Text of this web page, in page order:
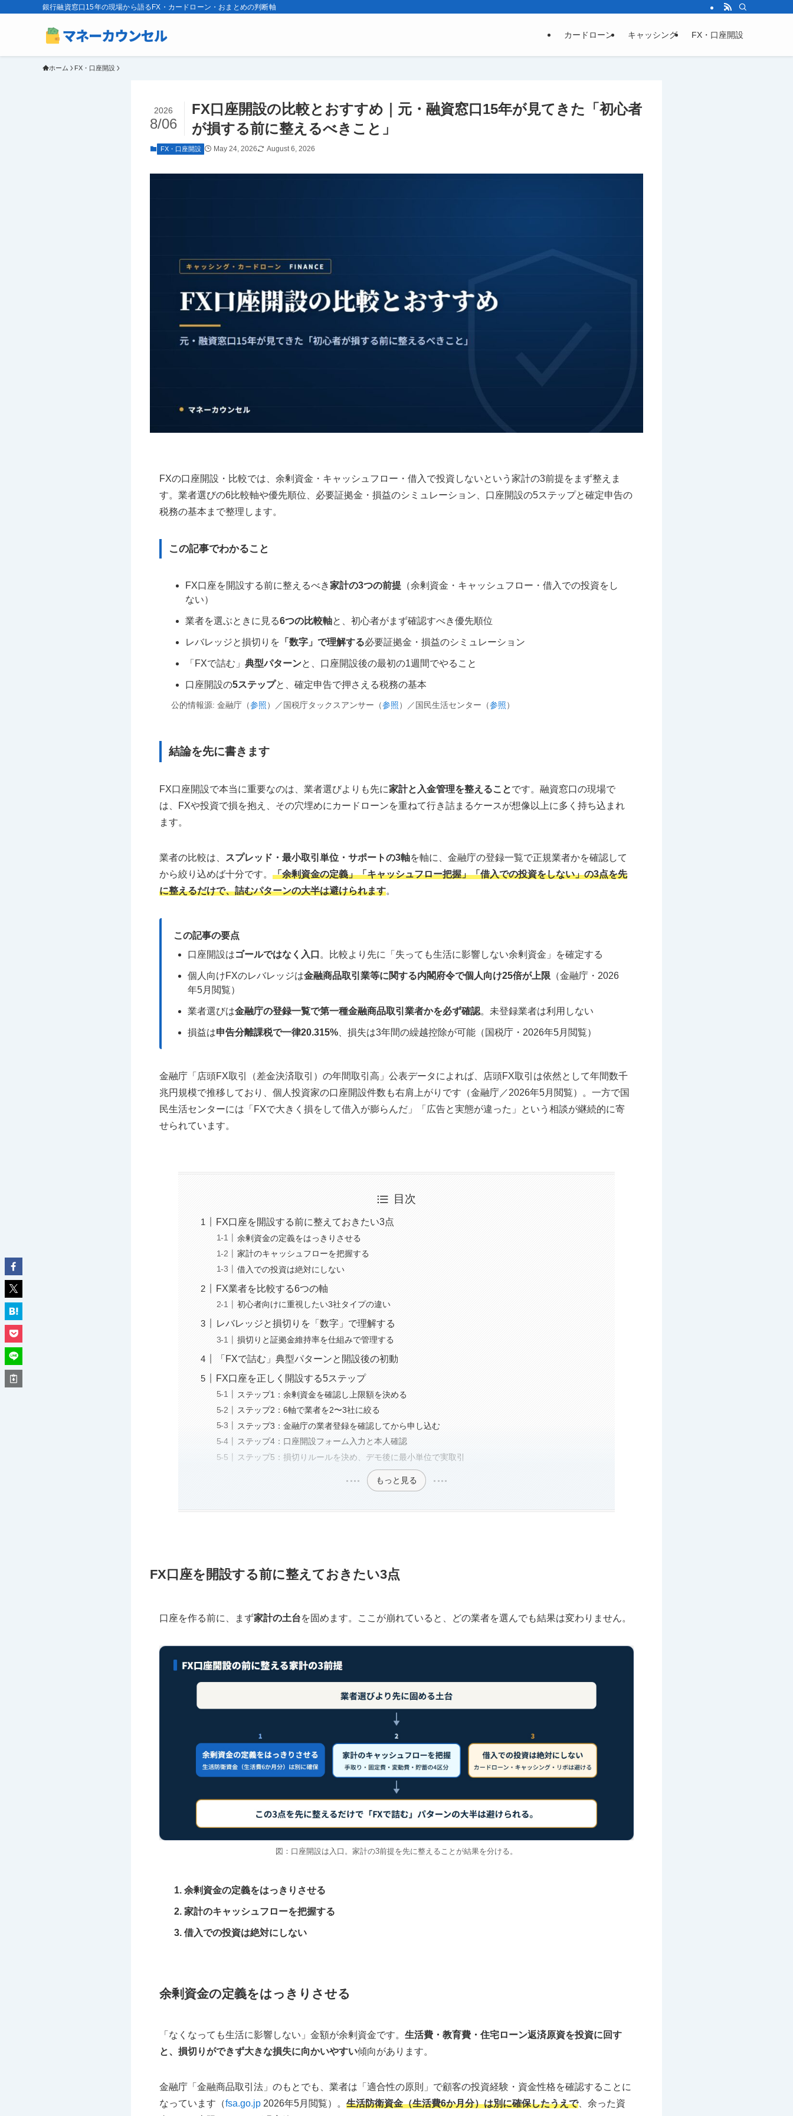
銀行融資窓口15年の現場から語るFX・カードローン・おまとめの判断軸
カードローン キャッシング FX・口座開設
ホーム FX・口座開設
FX口座開設の比較とおすすめ｜元・融資窓口15年が見てきた「初心者
が損する前に整えるべきこと」
2026
8/06
FX・口座開設 May 24, 2026 August 6, 2026
FXの口座開設・比較では、余剰資金・キャッシュフロー・借入で投資しないという家計の3前提をまず整えま
す。業者選びの6比較軸や優先順位、必要証拠金・損益のシミュレーション、口座開設の5ステップと確定申告の
税務の基本まで整理します。
この記事でわかること
FX口座を開設する前に整えるべき家計の3つの前提 （余剰資金・キャッシュフロー・借入での投資をし
ない）
業者を選ぶときに見る6つの比較軸と、初心者がまず確認すべき優先順位
レバレッジと損切りを 「数字」で理解する必要証拠金・損益のシミュレーション
「FXで詰む」 典型パターンと、口座開設後の最初の1週間でやること
口座開設の5ステップと、確定申告で押さえる税務の基本
公的情報源: 金融庁（参照）／国税庁タックスアンサー（参照）／国民生活センター（参照）
結論を先に書きます
FX口座開設で本当に重要なのは、業者選びよりも先に家計と入金管理を整えることです。融資窓口の現場で
は、FXや投資で損を抱え、その穴埋めにカードローンを重ねて行き詰まるケースが想像以上に多く持ち込まれ
ます。
業者の比較は、 スプレッド・最小取引単位・サポートの3軸を軸に、金融庁の登録一覧で正規業者かを確認して
から絞り込めば十分です。 「余剰資金の定義」「キャッシュフロー把握」「借入での投資をしない」の3点を先
に整えるだけで、詰むパターンの大半は避けられます。
この記事の要点
口座開設はゴールではなく入口 。比較より先に「失っても生活に影響しない余剰資金」を確定する
個人向けFXのレバレッジは金融商品取引業等に関する内閣府令で個人向け25倍が上限 （金融庁・2026
年5月閲覧）
業者選びは金融庁の登録一覧で第一種金融商品取引業者かを必ず確認。未登録業者は利用しない
損益は申告分離課税で一律20.315% 、損失は3年間の繰越控除が可能（国税庁・2026年5月閲覧）
金融庁「店頭FX取引（差金決済取引）の年間取引高」公表データによれば、店頭FX取引は依然として年間数千
兆円規模で推移しており、個人投資家の口座開設件数も右肩上がりです（金融庁／2026年5月閲覧）。一方で国
民生活センターには「FXで大きく損をして借入が膨らんだ」「広告と実態が違った」という相談が継続的に寄
せられています。
目次
FX口座を開設する前に整えておきたい3点
余剰資金の定義をはっきりさせる
家計のキャッシュフローを把握する
借入での投資は絶対にしない
FX業者を比較する6つの軸
初心者向けに重視したい3社タイプの違い
レバレッジと損切りを「数字」で理解する
損切りと証拠金維持率を仕組みで管理する
「FXで詰む」典型パターンと開設後の初動
FX口座を正しく開設する5ステップ
ステップ1：余剰資金を確認し上限額を決める
ステップ2：6軸で業者を2〜3社に絞る
ステップ3：金融庁の業者登録を確認してから申し込む
ステップ4：口座開設フォーム入力と本人確認
ステップ5：損切りルールを決め、デモ後に最小単位で実取引
もっと見る
FX口座を開設する前に整えておきたい3点
口座を作る前に、まず家計の土台を固めます。ここが崩れていると、どの業者を選んでも結果は変わりません。
図：口座開設は入口。家計の3前提を先に整えることが結果を分ける。
余剰資金の定義をはっきりさせる
家計のキャッシュフローを把握する
借入での投資は絶対にしない
余剰資金の定義をはっきりさせる
「なくなっても生活に影響しない」金額が余剰資金です。 生活費・教育費・住宅ローン返済原資を投資に回す
と、損切りができず大きな損失に向かいやすい傾向があります。
金融庁「金融商品取引法」のもとでも、業者は「適合性の原則」で顧客の投資経験・資金性格を確認することに
なっています（fsa.go.jp 2026年5月閲覧）。 生活防衛資金（生活費6か月分）は別に確保したうえで、余った資